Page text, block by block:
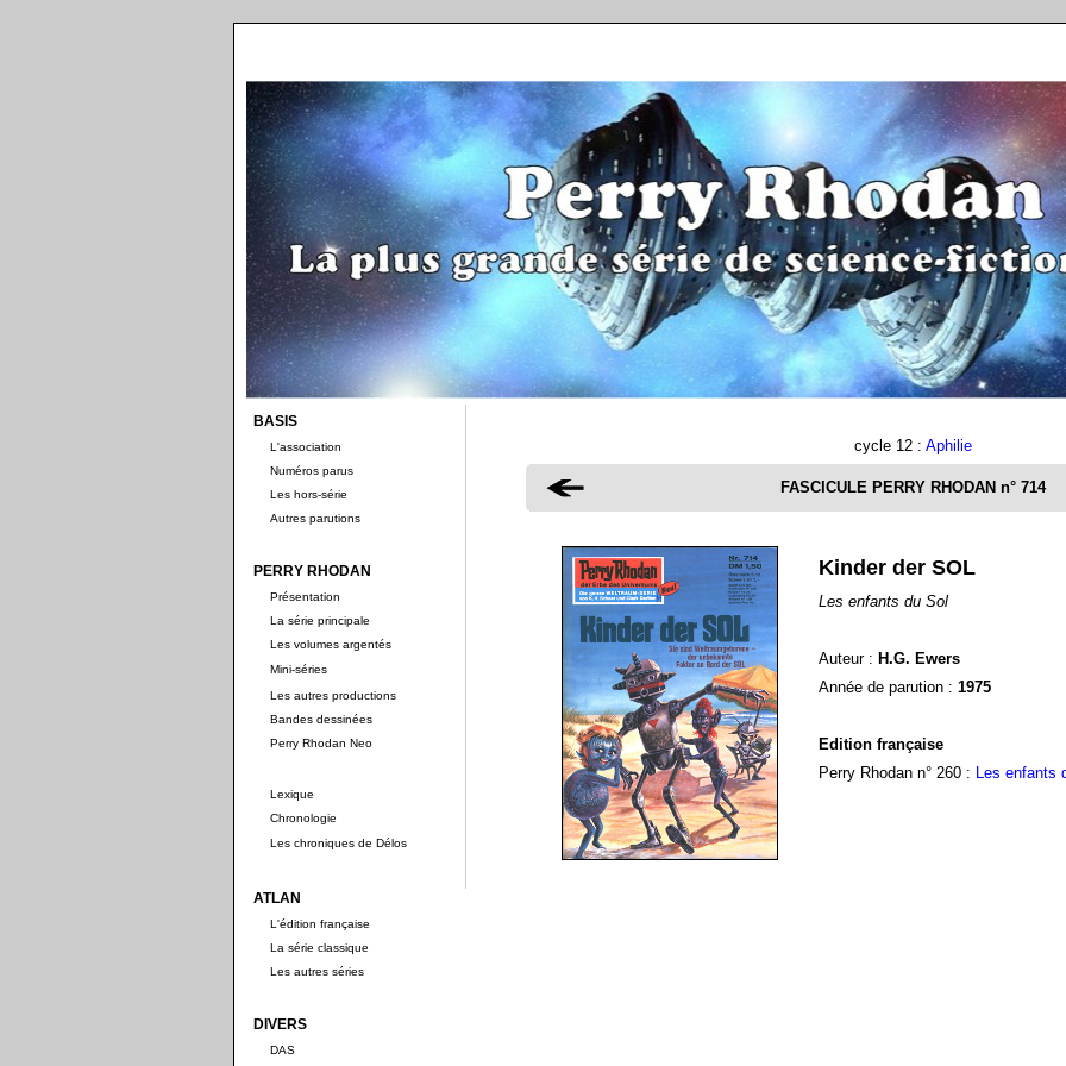
BASIS
L'association
Numéros parus
Les hors-série
Autres parutions
PERRY RHODAN
Présentation
La série principale
Les volumes argentés
Mini-séries
Les autres productions
Bandes dessinées
Perry Rhodan Neo
Lexique
Chronologie
Les chroniques de Délos
ATLAN
L'édition française
La série classique
Les autres séries
DIVERS
DAS
cycle 12 : Aphilie
FASCICULE PERRY RHODAN n° 714
Kinder der SOL
Les enfants du Sol
Auteur : H.G. Ewers
Année de parution : 1975
Edition française
Perry Rhodan n° 260 : Les enfants